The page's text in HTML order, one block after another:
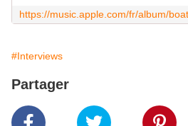
#Interviews
Partager